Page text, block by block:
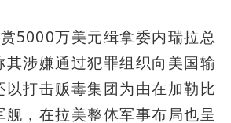
5000万美元缉拿委内瑞拉总
其涉嫌通过犯罪组织向美国输
以打击贩毒集团为由在加勒比
舰，在拉美整体军事布局也呈